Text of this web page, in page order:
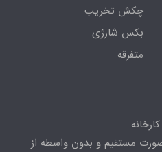
چکش تخریب
بکس شارژی
متفرقه
مستقیم و بدون واسطه از